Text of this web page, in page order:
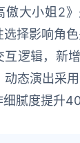
傲大小姐2
择影响角
逻辑，新
态演出采用
腻度提升